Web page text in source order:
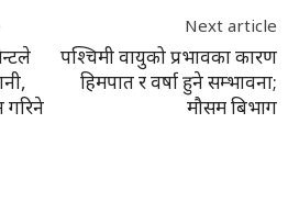
गरिने
Next article
पश्चिमी वायुको प्रभावका कारण
हिमपात र वर्षा हुने सम्भावना;
मौसम बिभाग